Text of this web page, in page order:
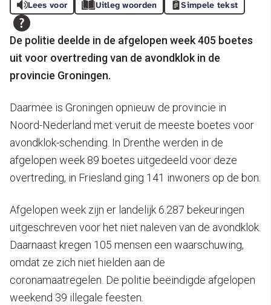
Lees voor Uitleg woorden Simpele tekst
De politie deelde in de afgelopen week 405 boetes
uit voor overtreding van de avondklok in de
provincie Groningen.
Daarmee is Groningen opnieuw de provincie in
Noord-Nederland met veruit de meeste boetes voor
avondklok-schending. In Drenthe werden in de
afgelopen week 89 boetes uitgedeeld voor deze
overtreding, in Friesland ging 141 inwoners op de bon.
Afgelopen week zijn er landelijk 6.287 bekeuringen
uitgeschreven voor het niet naleven van de avondklok.
Daarnaast kregen 105 mensen een waarschuwing,
omdat ze zich niet hielden aan de
coronamaatregelen. De politie beëindigde afgelopen
weekend 39 illegale feesten.